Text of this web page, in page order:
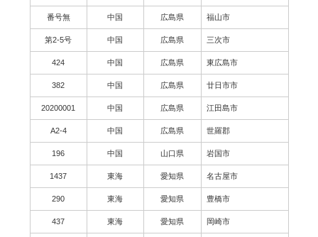
番号無 中国 広島県 福山市
第2-5号 中国 広島県 三次市
424 中国 広島県 東広島市
382 中国 広島県 廿日市市
20200001 中国 広島県 江田島市
A2-4 中国 広島県 世羅郡
196 中国 山口県 岩国市
1437 東海 愛知県 名古屋市
290 東海 愛知県 豊橋市
437 東海 愛知県 岡崎市